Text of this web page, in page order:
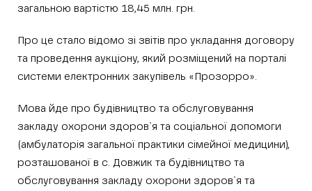
загальною вартістю 18,45 млн. грн.
Про це стало відомо зі звітів про укладання договору
та проведення аукціону, який розміщений на порталі
системи електронних закупівель «Прозорро».
Мова йде про будівництво та обслуговування
закладу охорони здоров`я та соціальної допомоги
(амбулаторія загальної практики сімейної медицини),
розташованої в с. Довжик та будівництво та
обслуговування закладу охорони здоров`я та